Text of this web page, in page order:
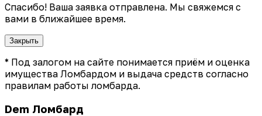
Спасибо! Ваша заявка отправлена. Мы свяжемся с
вами в ближайшее время.
Закрыть
* Под залогом на сайте понимается приём и оценка
имущества Ломбардом и выдача средств согласно
правилам работы ломбарда.
Dem Ломбард